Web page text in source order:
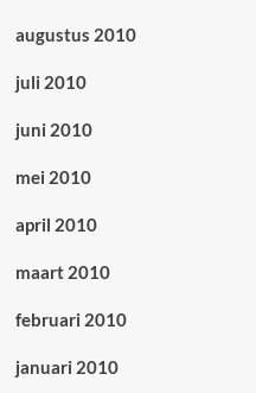
augustus 2010
juli 2010
juni 2010
mei 2010
april 2010
maart 2010
februari 2010
januari 2010